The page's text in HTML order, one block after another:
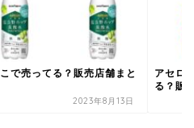
で売ってる？販売店舗まと
2023年8月13日
アセロ
る？販